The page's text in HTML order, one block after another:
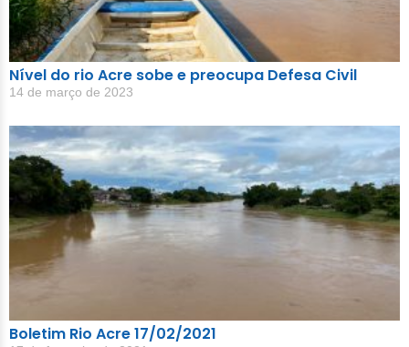
Nível do rio Acre sobe e preocupa Defesa Civil
14 de março de 2023
Boletim Rio Acre 17/02/2021